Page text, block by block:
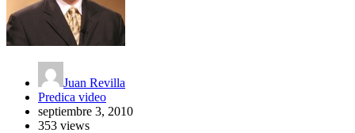
Juan Revilla
Predica video
septiembre 3, 2010
353 views